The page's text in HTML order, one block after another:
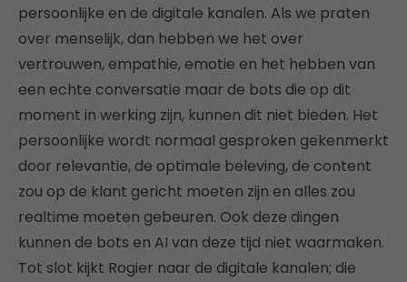
persoonlijke en de digitale kanalen. Als we praten
over menselijk, dan hebben we het over
vertrouwen, empathie, emotie en het hebben van
een echte conversatie maar de bots die op dit
moment in werking zijn, kunnen dit niet bieden. Het
persoonlijke wordt normaal gesproken gekenmerkt
door relevantie, de optimale beleving, de content
zou op de klant gericht moeten zijn en alles zou
realtime moeten gebeuren. Ook deze dingen
kunnen de bots en AI van deze tijd niet waarmaken.
Tot slot kijkt Rogier naar de digitale kanalen; die